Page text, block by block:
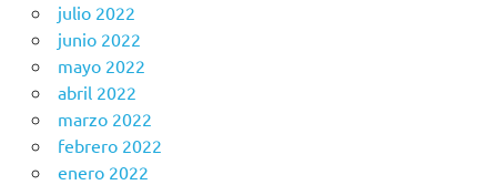
julio 2022
junio 2022
mayo 2022
abril 2022
marzo 2022
febrero 2022
enero 2022